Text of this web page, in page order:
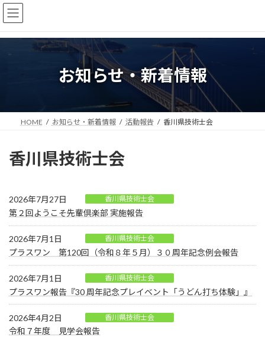
コ
ン
テ
ン
プ
ナ
ビ
ゲ
ー
動
お知らせ・新着情報
HOME お知らせ・新着情報 活動報告 香川県技術士会
香川県技術士会
2026年7月27日 香川県技術士会
第２回ようこそ先輩倶楽部 実施報告
2026年7月1日 香川県技術士会
プラスワン 第120回（令和８年５月）３０周年記念例会報告
2026年7月1日 香川県技術士会
プラスワン報告『30 周年記念プレイベント「うどん打ち体験」』
2026年4月2日 香川県技術士会
令和７年度 見学会報告